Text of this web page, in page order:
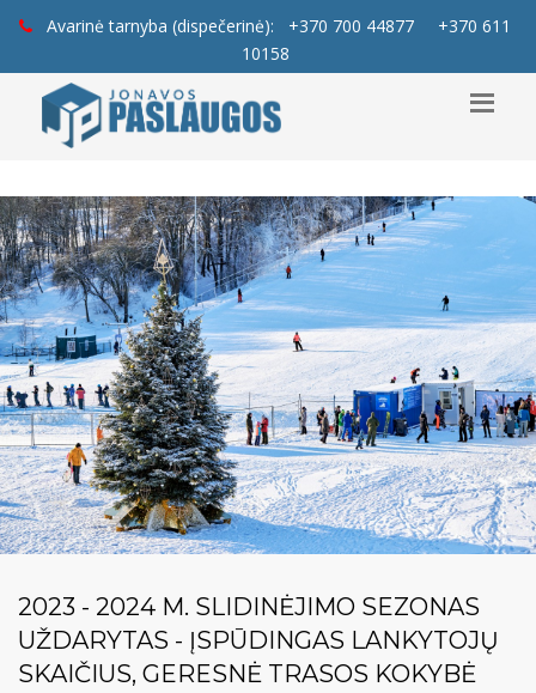
Avarinė tarnyba (dispečerinė): +370 700 44877
+370 611
10158
2023 - 2024 M. SLIDINĖJIMO SEZONAS
UŽDARYTAS - ĮSPŪDINGAS LANKYTOJŲ
SKAIČIUS, GERESNĖ TRASOS KOKYBĖ